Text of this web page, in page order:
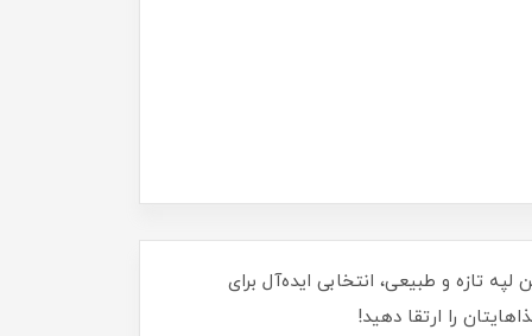
تازه و طبیعی، انتخابی ایده‌آل برای
را ارتقا دهید!